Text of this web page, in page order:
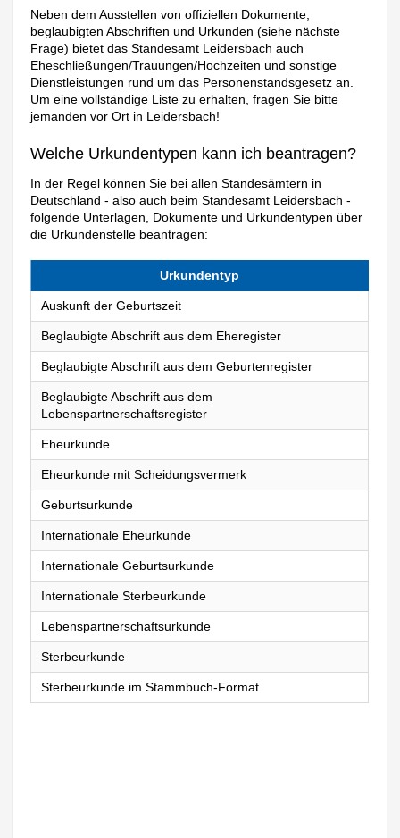
Neben dem Ausstellen von offiziellen Dokumente,
beglaubigten Abschriften und Urkunden (siehe nächste
Frage) bietet das Standesamt Leidersbach auch
Eheschließungen/Trauungen/Hochzeiten und sonstige
Dienstleistungen rund um das Personenstandsgesetz an.
Um eine vollständige Liste zu erhalten, fragen Sie bitte
jemanden vor Ort in Leidersbach!
Welche Urkundentypen kann ich beantragen?
In der Regel können Sie bei allen Standesämtern in
Deutschland - also auch beim Standesamt Leidersbach -
folgende Unterlagen, Dokumente und Urkundentypen über
die Urkundenstelle beantragen:
Urkundentyp
Auskunft der Geburtszeit
Beglaubigte Abschrift aus dem Eheregister
Beglaubigte Abschrift aus dem Geburtenregister
Beglaubigte Abschrift aus dem
Lebenspartnerschaftsregister
Eheurkunde
Eheurkunde mit Scheidungsvermerk
Geburtsurkunde
Internationale Eheurkunde
Internationale Geburtsurkunde
Internationale Sterbeurkunde
Lebenspartnerschaftsurkunde
Sterbeurkunde
Sterbeurkunde im Stammbuch-Format